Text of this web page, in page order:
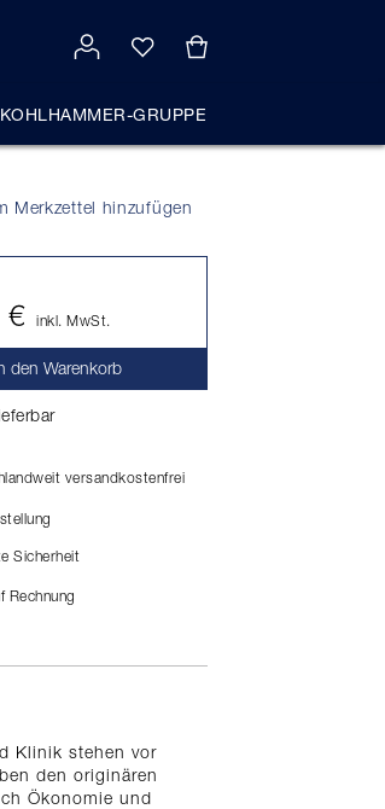
KOHLHAMMER-GRUPPE
Merkzettel hinzufügen
€ inkl. MwSt.
den Warenkorb
versandkostenfrei
Sicherheit
Rechnung
Klinik stehen vor
den originären
Ökonomie und